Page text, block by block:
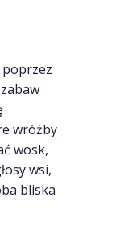
wróżby
wosk,
wsi,
bliska